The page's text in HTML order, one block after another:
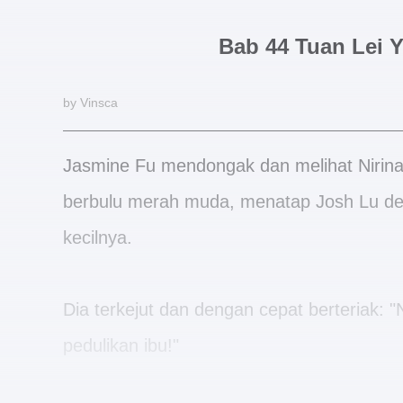
Bab 44 Tuan Lei
by Vinsca
Jasmine Fu mendongak dan melihat
berbulu merah muda, menatap Josh Lu
kecilnya.
Dia terkejut dan dengan cepat berteriak: